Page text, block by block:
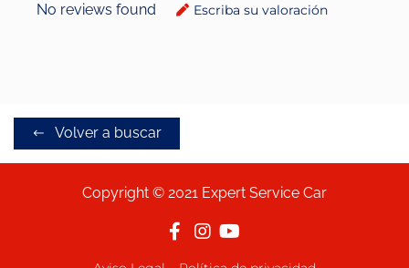
No reviews found Escriba su valoración
Volver a buscar
Copyright © 2021 Expert Service Car